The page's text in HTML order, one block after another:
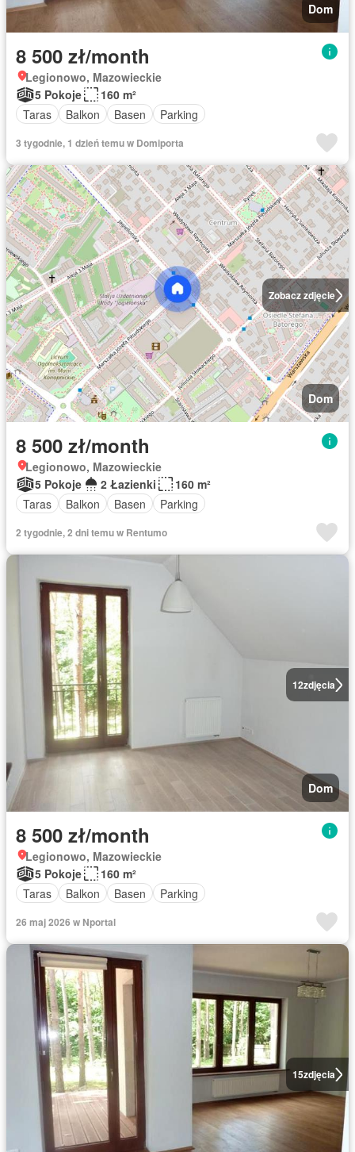
Dom
8 500 zł/month
Legionowo, Mazowieckie
5 Pokoje
160 m²
Taras
Balkon Basen Parking
3 tygodnie, 1 dzień temu w Domiporta
Zobacz zdjęcie
Dom
8 500 zł/month
Legionowo, Mazowieckie
5 Pokoje
2 Łazienki
160 m²
Taras
Balkon Basen Parking
2 tygodnie, 2 dni temu w Rentumo
12zdjęcia
Dom
8 500 zł/month
Legionowo, Mazowieckie
5 Pokoje
160 m²
Taras
Balkon Basen Parking
26 maj 2026 w Nportal
15zdjęcia